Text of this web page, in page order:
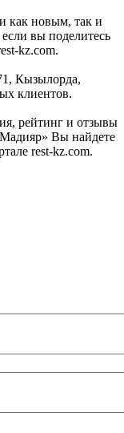
как новым, так и
вы поделитесь
kz.com.
Кызылорда,
клиентов.
рейтинг и отзывы
Вы найдете
rest-kz.com.